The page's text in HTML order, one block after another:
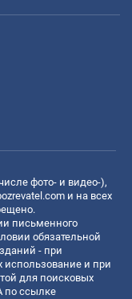
фото- и видео-),
и на всех
письменного
обязательной
- при
использование и при
для поисковых
по ссылке